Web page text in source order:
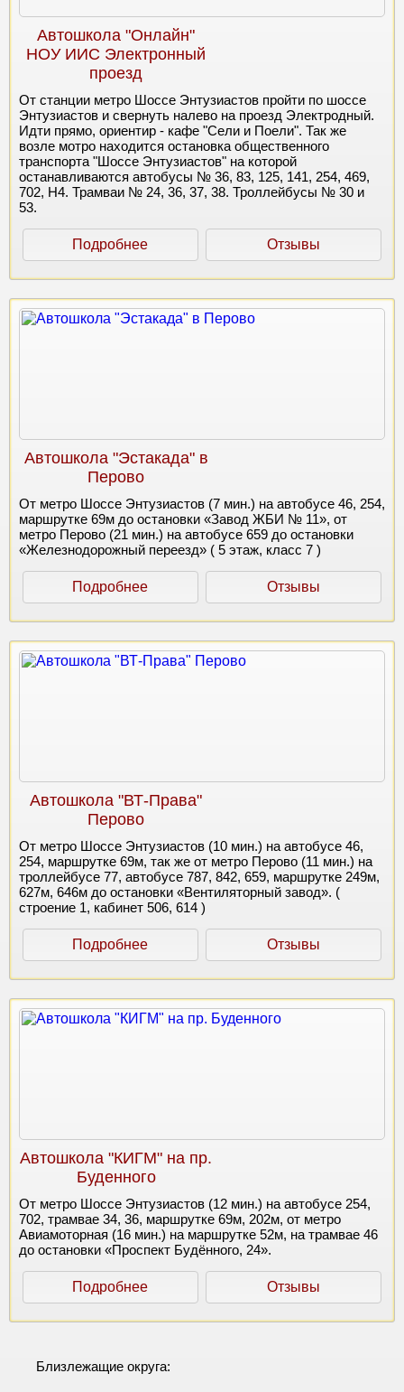
Автошкола "Онлайн"
НОУ ИИС Электронный
проезд
От станции метро Шоссе Энтузиастов пройти по шоссе
Энтузиастов и свернуть налево на проезд Электродный.
Идти прямо, ориентир - кафе "Сели и Поели". Так же
возле мотро находится остановка общественного
транспорта "Шоссе Энтузиастов" на которой
останавливаются автобусы № 36, 83, 125, 141, 254, 469,
702, Н4. Трамваи № 24, 36, 37, 38. Троллейбусы № 30 и
53.
Подробнее Отзывы
Автошкола "Эстакада" в
Перово
От метро Шоссе Энтузиастов (7 мин.) на автобусе 46, 254,
маршрутке 69м до остановки «Завод ЖБИ № 11», от
метро Перово (21 мин.) на автобусе 659 до остановки
«Железнодорожный переезд» ( 5 этаж, класс 7 )
Подробнее Отзывы
Автошкола "ВТ-Права"
Перово
От метро Шоссе Энтузиастов (10 мин.) на автобусе 46,
254, маршрутке 69м, так же от метро Перово (11 мин.) на
троллейбусе 77, автобусе 787, 842, 659, маршрутке 249м,
627м, 646м до остановки «Вентиляторный завод». (
строение 1, кабинет 506, 614 )
Подробнее Отзывы
Автошкола "КИГМ" на пр.
Буденного
От метро Шоссе Энтузиастов (12 мин.) на автобусе 254,
702, трамвае 34, 36, маршрутке 69м, 202м, от метро
Авиамоторная (16 мин.) на маршрутке 52м, на трамвае 46
до остановки «Проспект Будённого, 24».
Подробнее Отзывы
Близлежащие округа: